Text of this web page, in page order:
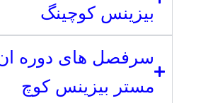
بیزینس کوچینگ
سرفصل های دوره
مستر بیزینس کوچ